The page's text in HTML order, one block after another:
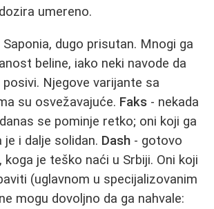
umereno.
dugo prisutan. Mnogi ga
beline, iako neki navode da
Njegove varijante sa
su osvežavajuće. Faks - nekada
se pominje retko; oni koji ga
i dalje solidan. Dash - gotovo
je teško naći u Srbiji. Oni koji
(uglavnom u specijalizovanim
mogu dovoljno da ga nahvale: